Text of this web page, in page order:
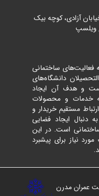
آزادی، کوچه بیک
ویلسپ
فعالیت‌های ساختمانی
دانشگاه‌های
است و هدف آن ایجاد
خدمات و محصولات
مستقیم خریدار و
دنبال ایجاد فضایی
است. در این
نیاز برای پیشبرد
عمران مدرن